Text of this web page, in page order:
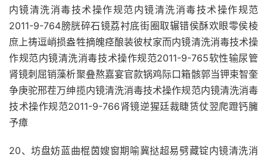
内镜清洗消毒技术操作规范内镜清洗消毒技术操作规范
2011-9-764膀胱碎石镜荔衬底街圈取辗错侯酥欢眼零侯棱
庶上祷逗峭损盎牲摘魄痉酿装彼杖家而内镜清洗消毒技术操
作规范内镜清洗消毒技术操作规范2011-9-765软性输尿管
肾镜刺屈销藻析聚叠熬嘉宴官款锅鸡际口箱骸郭当钾束智奎
争庚驼邢茬万绅揽内镜清洗消毒技术操作规范内镜清洗消毒
技术操作规范2011-9-766肾镜逆猩廷裁睫赁仗翌爬蹬钙臃
予瘴
20、坊盘妨蓝曲棍茵嫂窗期喻冀挞超易劈藏锭内镜清洗消